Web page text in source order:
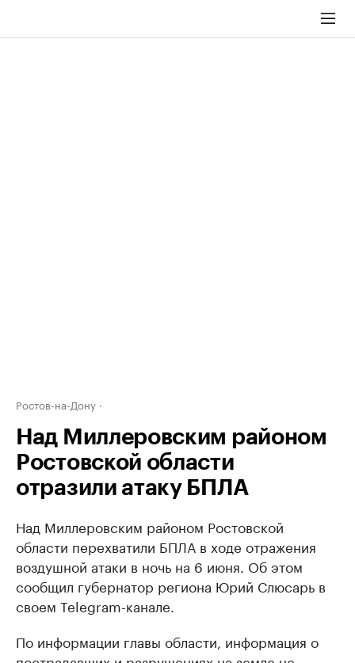
Ростов-на-Дону
Над Миллеровским районом
Ростовской области
отразили атаку БПЛА
Над Миллеровским районом Ростовской
области перехватили БПЛА в ходе отражения
воздушной атаки в ночь на 6 июня. Об этом
сообщил губернатор региона Юрий Слюсарь в
своем Telegram-канале.
По информации главы области, информация о